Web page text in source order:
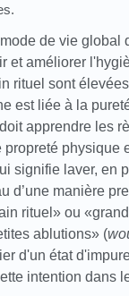
de vie global
et améliorer
rituel sont
est liée à la
apprendre les
propreté physique
signifie laver, en
d’une manière
rituel» ou
ablutions» (
d'un état
intention dans